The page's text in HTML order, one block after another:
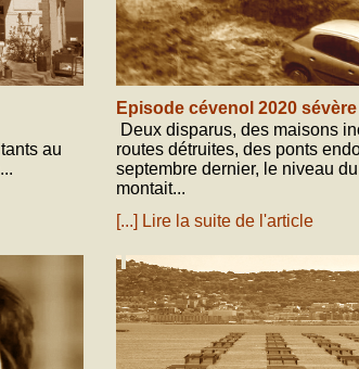
au
Episode cévenol 2020 sévère
Deux disparus, des maisons
routes détruites, des ponts
septembre dernier, le niveau
montait...
[...] Lire la suite de l'article